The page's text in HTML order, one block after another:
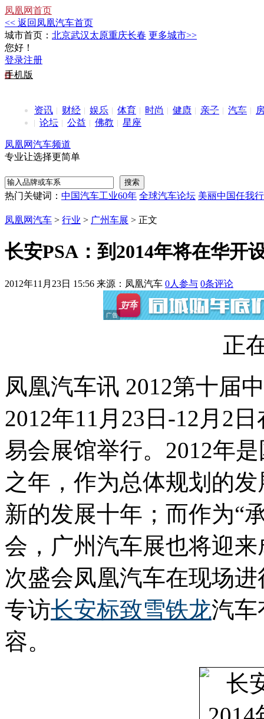
凤凰网首页
<< 返回凤凰汽车首页
城市首页： 北京武汉太原重庆长春 更多城市>>
您好！
登录注册
手机版
资讯 财经 娱乐 体育 时尚 健康 亲子 汽车
论坛
公益 佛教 星座
凤凰网汽车频道
专业让选择更简单
热门关键词： 中国汽车工业60年 全球汽车论坛 美丽中国任我行
凤凰网汽车 > 行业 > 广州车展 > 正文
长安PSA：到2014年将在华开
2012年11月23日 15:56 来源：凤凰汽车 0人参与 0条评论
正
凤凰汽车讯 2012第十届
2012年11月23日-12月2
易会展馆举行。2012年
之年，作为总体规划的
新的发展十年；而作为“
会，广州汽车展也将迎
次盛会凤凰汽车在现场
专访长安标致雪铁龙汽车
容。